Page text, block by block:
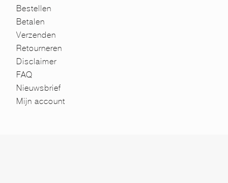
Bestellen
Betalen
Verzenden
Retourneren
Disclaimer
FAQ
Nieuwsbrief
Mijn account